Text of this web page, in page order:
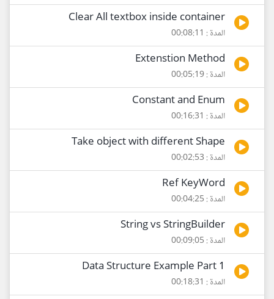
Clear All textbox inside container
المدة : 00:08:11
Extenstion Method
المدة : 00:05:19
Constant and Enum
المدة : 00:16:31
Take object with different Shape
المدة : 00:02:53
Ref KeyWord
المدة : 00:04:25
String vs StringBuilder
المدة : 00:09:05
Data Structure Example Part 1
المدة : 00:18:31